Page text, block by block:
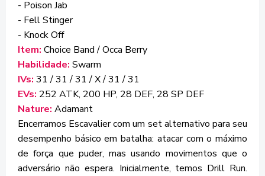
- Poison Jab
- Fell Stinger
- Knock Off
Item: Choice Band / Occa Berry
Habilidade: Swarm
IVs: 31 / 31 / 31 / X / 31 / 31
EVs: 252 ATK, 200 HP, 28 DEF, 28 SP DEF
Nature: Adamant
Encerramos Escavalier com um set alternativo para seu
desempenho básico em batalha: atacar com o máximo
de força que puder, mas usando movimentos que o
adversário não espera. Inicialmente, temos Drill Run.